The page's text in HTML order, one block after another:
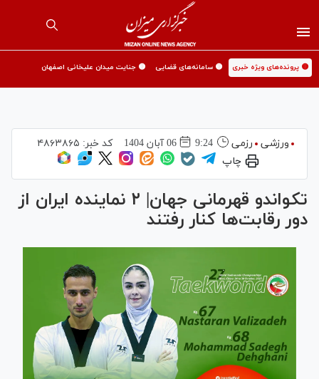
🟡 پرونده‌های ویژه خبری 🟡 سامانه‌های قضایی 🟡 جنایت میدان علیخانی اصفهان
ورزشی رزمی 9:24 06 آبان 1404 کد خبر: ۴۸۶۳۸۶۵
چاپ
تکواندو قهرمانی جهان| ۲ نماینده ایران از
دور رقابت‌ها کنار رفتند